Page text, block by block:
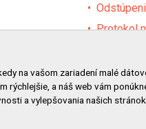
Protokol
Ochrana
na vašom zariadení malé
a náš web vám
a vylepšovania našich